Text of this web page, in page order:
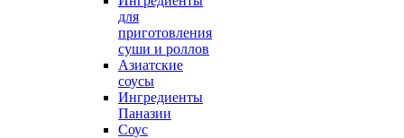
для
приготовления
суши и роллов
Азиатские
соусы
Ингредиенты
Паназии
Соус